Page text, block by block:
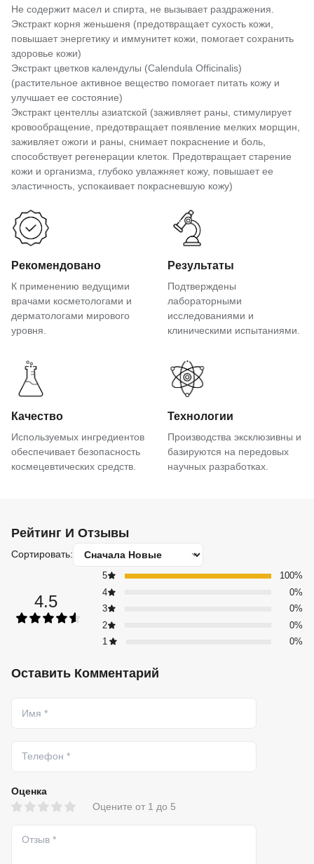
Не содержит масел и спирта, не вызывает раздражения.
Экстракт корня женьшеня (предотвращает сухость кожи,
повышает энергетику и иммунитет кожи, помогает сохранить
здоровье кожи)
Экстракт цветков календулы (Calendula Officinalis)
(растительное активное вещество помогает питать кожу и
улучшает ее состояние)
Экстракт центеллы азиатской (заживляет раны, стимулирует
кровообращение, предотвращает появление мелких морщин,
заживляет ожоги и раны, снимает покраснение и боль,
способствует регенерации клеток. Предотвращает старение
кожи и организма, глубоко увлажняет кожу, повышает ее
эластичность, успокаивает покрасневшую кожу)
Рекомендовано
К применению ведущими
врачами косметологами и
дерматологами мирового
уровня.
Результаты
Подтверждены
лабораторными
исследованиями и
клиническими испытаниями.
Качество
Используемых ингредиентов
обеспечивает безопасность
космецевтических средств.
Технологии
Производства эксклюзивны и
базируются на передовых
научных разработках.
Рейтинг И Отзывы
Сортировать:
4.5
5
100%
4
0%
3
0%
2
0%
1
0%
Оставить Комментарий
Оценка
Оцените от 1 до 5